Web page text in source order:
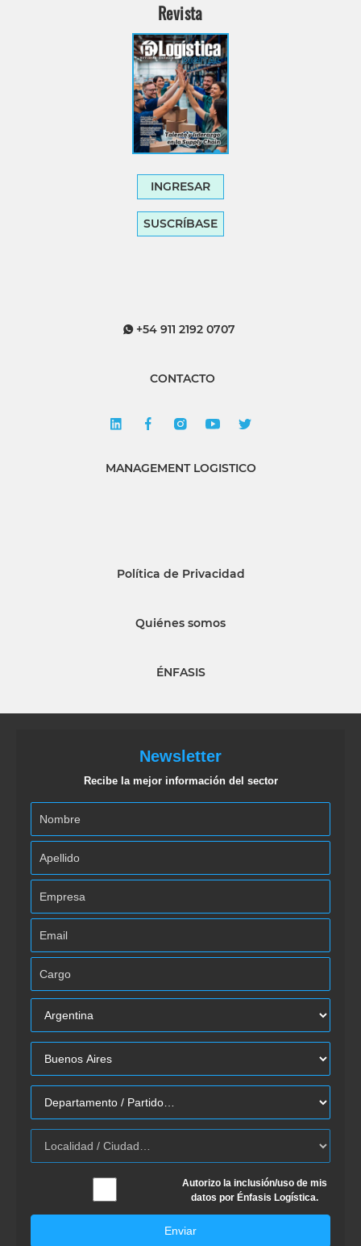
Revista
INGRESAR
SUSCRÍBASE
+54 911 2192 0707
CONTACTO
MANAGEMENT LOGISTICO
Política de Privacidad
Quiénes somos
ÉNFASIS
Newsletter
Recibe la mejor información del sector
Autorizo la inclusión/uso de mis
datos por Énfasis Logística.
Enviar